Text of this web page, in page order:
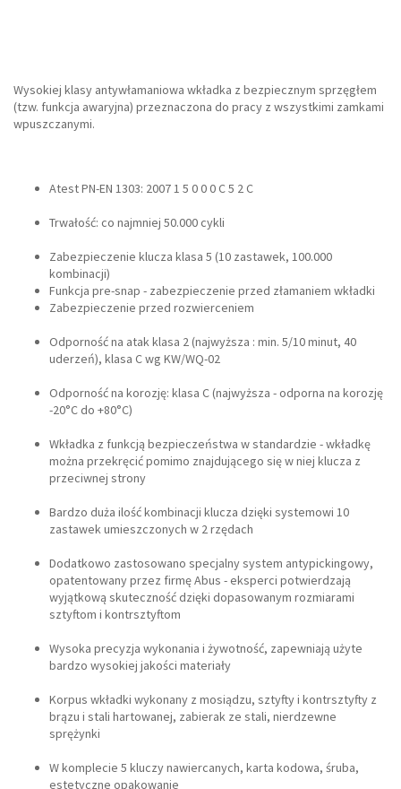
Wysokiej klasy antywłamaniowa wkładka z bezpiecznym sprzęgłem
(tzw. funkcja awaryjna) przeznaczona do pracy z wszystkimi zamkami
wpuszczanymi.
Atest PN-EN 1303: 2007 1 5 0 0 0 C 5 2 C
Trwałość: co najmniej 50.000 cykli
Zabezpieczenie klucza klasa 5 (10 zastawek, 100.000
kombinacji)
Funkcja pre-snap - zabezpieczenie przed złamaniem wkładki
Zabezpieczenie przed rozwierceniem
Odporność na atak klasa 2 (najwyższa : min. 5/10 minut, 40
uderzeń), klasa C wg KW/WQ-02
Odporność na korozję: klasa C (najwyższa - odporna na korozję
-20°C do +80°C)
Wkładka z funkcją bezpieczeństwa w standardzie - wkładkę
można przekręcić pomimo znajdującego się w niej klucza z
przeciwnej strony
Bardzo duża ilość kombinacji klucza dzięki systemowi 10
zastawek umieszczonych w 2 rzędach
Dodatkowo zastosowano specjalny system antypickingowy,
opatentowany przez firmę Abus - eksperci potwierdzają
wyjątkową skuteczność dzięki dopasowanym rozmiarami
sztyftom i kontrsztyftom
Wysoka precyzja wykonania i żywotność, zapewniają użyte
bardzo wysokiej jakości materiały
Korpus wkładki wykonany z mosiądzu, sztyfty i kontrsztyfty z
brązu i stali hartowanej, zabierak ze stali, nierdzewne
sprężynki
W komplecie 5 kluczy nawiercanych, karta kodowa, śruba,
estetyczne opakowanie